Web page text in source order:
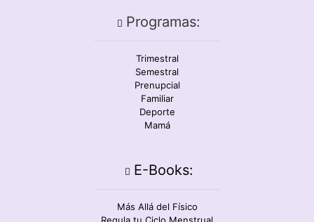
Programas:
Trimestral
Semestral
Prenupcial
Familiar
Deporte
Mamá
E-Books:
Más Allá del Físico
Regula tu Ciclo Menstrual